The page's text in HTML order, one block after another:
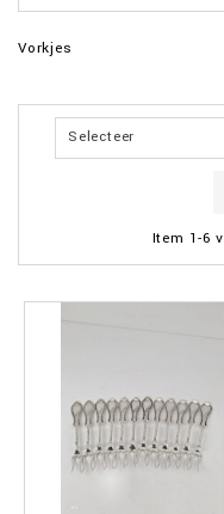
Vorkjes
Selecteer
Item 1-6